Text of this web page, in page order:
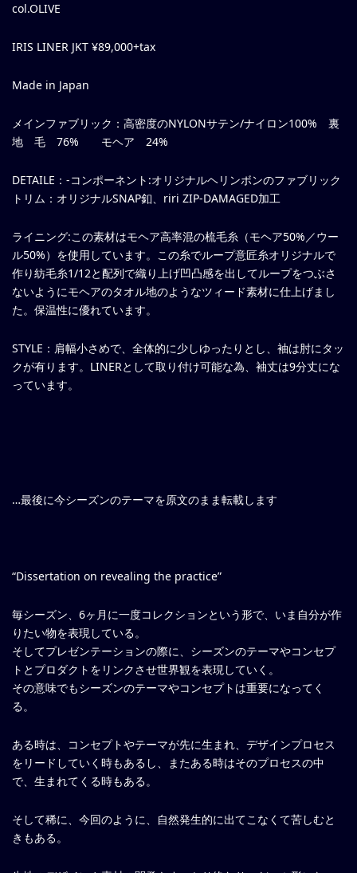
col.OLIVE
IRIS LINER JKT ¥89,000+tax
Made in Japan
メインファブリック：高密度のNYLONサテン/ナイロン100% 裏
地 毛 76% モヘア 24%
DETAILE：-コンポーネント:オリジナルヘリンボンのファブリック
トリム：オリジナルSNAP釦、riri ZIP-DAMAGED加工
ライニング:この素材はモヘア高率混の梳毛糸（モヘア50%／ウー
ル50%）を使用しています。この糸でループ意匠糸オリジナルで
作り紡毛糸1/12と配列で織り上げ凹凸感を出してループをつぶさ
ないようにモヘアのタオル地のようなツィード素材に仕上げまし
た。保温性に優れています。
STYLE：肩幅小さめで、全体的に少しゆったりとし、袖は肘にタッ
クが有ります。LINERとして取り付け可能な為、袖丈は9分丈にな
っています。
…最後に今シーズンのテーマを原文のまま転載します
“Dissertation on revealing the practice”
毎シーズン、6ヶ月に一度コレクションという形で、いま自分が作
りたい物を表現している。
そしてプレゼンテーションの際に、シーズンのテーマやコンセプ
トとプロダクトをリンクさせ世界観を表現していく。
その意味でもシーズンのテーマやコンセプトは重要になってく
る。
ある時は、コンセプトやテーマが先に生まれ、デザインプロセス
をリードしていく時もあるし、またある時はそのプロセスの中
で、生まれてくる時もある。
そして稀に、今回のように、自然発生的に出てこなくて苦しむと
きもある。